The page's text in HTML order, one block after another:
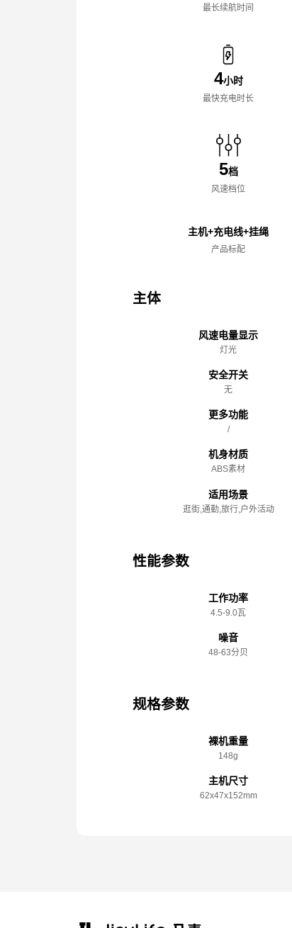
最长续航时间
4小时
最快充电时长
5档
风速档位
主机+充电线+挂绳
产品标配
主体
风速电量显示
灯光
安全开关
无
更多功能
/
机身材质
ABS素材
适用场景
逛街,通勤,旅行,户外活动
性能参数
工作功率
4.5-9.0瓦
噪音
48-63分贝
规格参数
裸机重量
148g
主机尺寸
62x️47x️152mm